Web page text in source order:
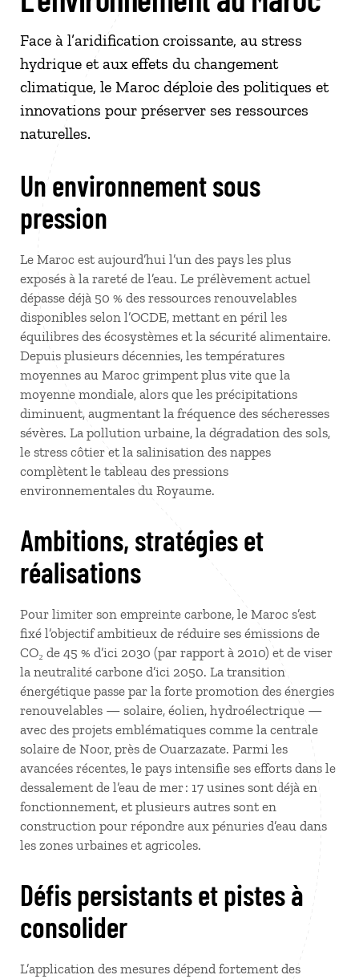
Face à l’aridification croissante, au stress
hydrique et aux effets du changement
climatique, le Maroc déploie des politiques et
innovations pour préserver ses ressources
naturelles.
Un environnement sous
pression
Le Maroc est aujourd’hui l’un des pays les plus
exposés à la rareté de l’eau. Le prélèvement actuel
dépasse déjà 50 % des ressources renouvelables
disponibles selon l’OCDE, mettant en péril les
équilibres des écosystèmes et la sécurité alimentaire.
Depuis plusieurs décennies, les températures
moyennes au Maroc grimpent plus vite que la
moyenne mondiale, alors que les précipitations
diminuent, augmentant la fréquence des sécheresses
sévères. La pollution urbaine, la dégradation des sols,
le stress côtier et la salinisation des nappes
complètent le tableau des pressions
environnementales du Royaume.
Ambitions, stratégies et
réalisations
Pour limiter son empreinte carbone, le Maroc s’est
fixé l’objectif ambitieux de réduire ses émissions de
CO₂ de 45 % d’ici 2030 (par rapport à 2010) et de viser
la neutralité carbone d’ici 2050. La transition
énergétique passe par la forte promotion des énergies
renouvelables — solaire, éolien, hydroélectrique —
avec des projets emblématiques comme la centrale
solaire de Noor, près de Ouarzazate. Parmi les
avancées récentes, le pays intensifie ses efforts dans le
dessalement de l’eau de mer : 17 usines sont déjà en
fonctionnement, et plusieurs autres sont en
construction pour répondre aux pénuries d’eau dans
les zones urbaines et agricoles.
Défis persistants et pistes à
consolider
L’application des mesures dépend fortement des